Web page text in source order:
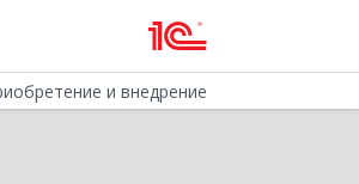
и внедрение